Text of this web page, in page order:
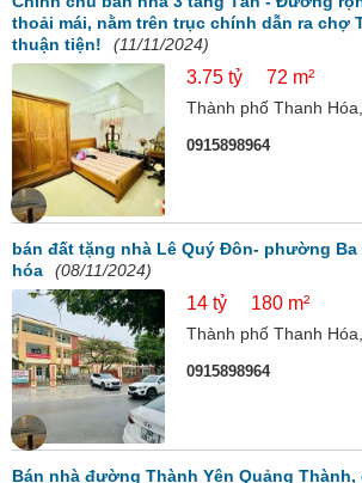
thoải mái, nằm trên trục chính dẫn ra chợ
thuận tiện!
(11/11/2024)
3.75 tỷ 72 m²
Thành phố Thanh
0915898964
bán đất tặng nhà Lê Quý Đôn- phường
hóa
(08/11/2024)
14 tỷ 180 m²
Thành phố Thanh
0915898964
Bán nhà đường Thành Yên Quảng Thành,